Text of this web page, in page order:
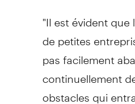
"Il est évident
de petites
pas facilement
continuellement
obstacles qui